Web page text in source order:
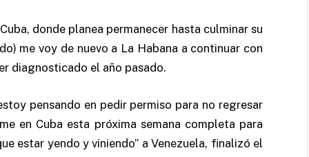
donde planea permanecer hasta culminar su
me voy de nuevo a La Habana a continuar con
diagnosticado el año pasado.
pensando en pedir permiso para no regresar
en Cuba esta próxima semana completa para
estar yendo y viniendo” a Venezuela, finalizó el